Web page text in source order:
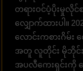
တရားဝင်ပံ့ပိုးမှုလို
လျှောက်ထားပါ။
လောင်းကစားဂိမ်း လ
အတူ လူတိုင်း မိုဘိုင်း
အပလီကေးရှင်းကို